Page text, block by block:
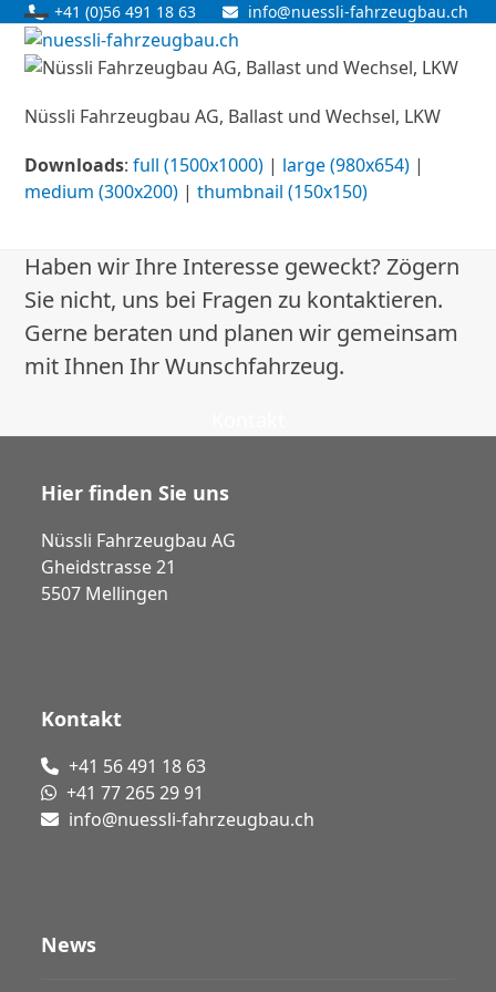
Skip
content
+41 (0)56 491 18 63 info@nuessli-fahrzeugbau.ch
Open
mobile
menu
Close
mobile
menu
Nüssli Fahrzeugbau AG, Ballast und Wechsel, LKW
Downloads:full (1500x1000) | large (980x654) |
medium (300x200) |thumbnail (150x150)
Haben wir Ihre Interesse geweckt? Zögern
Sie nicht, uns bei Fragen zu kontaktieren.
Gerne beraten und planen wir gemeinsam
mit Ihnen Ihr Wunschfahrzeug.
Hier finden Sie uns
Nüssli Fahrzeugbau AG
Gheidstrasse 21
5507 Mellingen
Kontakt
+41 56 491 18 63
+41 77 265 29 91
info@nuessli-fahrzeugbau.ch
News